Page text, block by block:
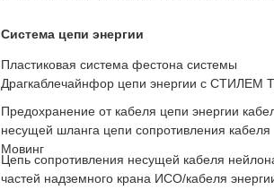
Система цепи энергии
Пластиковая система фестона системы
Драгкаблечайнфор цепи энергии с СТИЛЕМ
Предохранение от кабеля цепи энергии
несущей шланга цепи сопротивления кабеля
Мовинг
Цепь сопротивления несущей кабеля
частей надземного крана ИСО/кабеля